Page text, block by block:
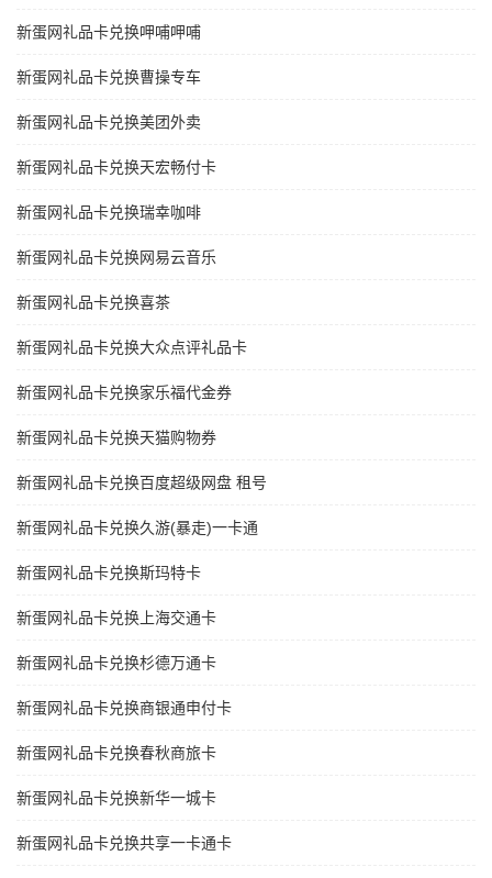
新蛋网礼品卡兑换呷哺呷哺
新蛋网礼品卡兑换曹操专车
新蛋网礼品卡兑换美团外卖
新蛋网礼品卡兑换天宏畅付卡
新蛋网礼品卡兑换瑞幸咖啡
新蛋网礼品卡兑换网易云音乐
新蛋网礼品卡兑换喜茶
新蛋网礼品卡兑换大众点评礼品卡
新蛋网礼品卡兑换家乐福代金券
新蛋网礼品卡兑换天猫购物券
新蛋网礼品卡兑换百度超级网盘 租号
新蛋网礼品卡兑换久游(暴走)一卡通
新蛋网礼品卡兑换斯玛特卡
新蛋网礼品卡兑换上海交通卡
新蛋网礼品卡兑换杉德万通卡
新蛋网礼品卡兑换商银通申付卡
新蛋网礼品卡兑换春秋商旅卡
新蛋网礼品卡兑换新华一城卡
新蛋网礼品卡兑换共享一卡通卡